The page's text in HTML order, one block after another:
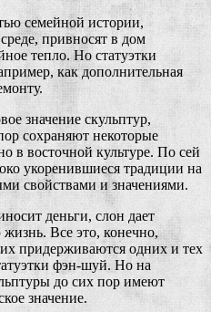
семейной истории,
привносят в дом
тепло. Но статуэтки
как дополнительная
значение скульптур,
сохраняют некоторые
в восточной культуре. По сей
укоренившиеся традиции на
свойствами и значениями.
деньги, слон дает
Все это, конечно,
придерживаются одних и тех
фэн-шуй. Но на
до сих пор имеют
значение.